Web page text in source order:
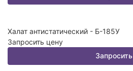
Халат антистатический - Б-185У
Запросить цену
Запросить